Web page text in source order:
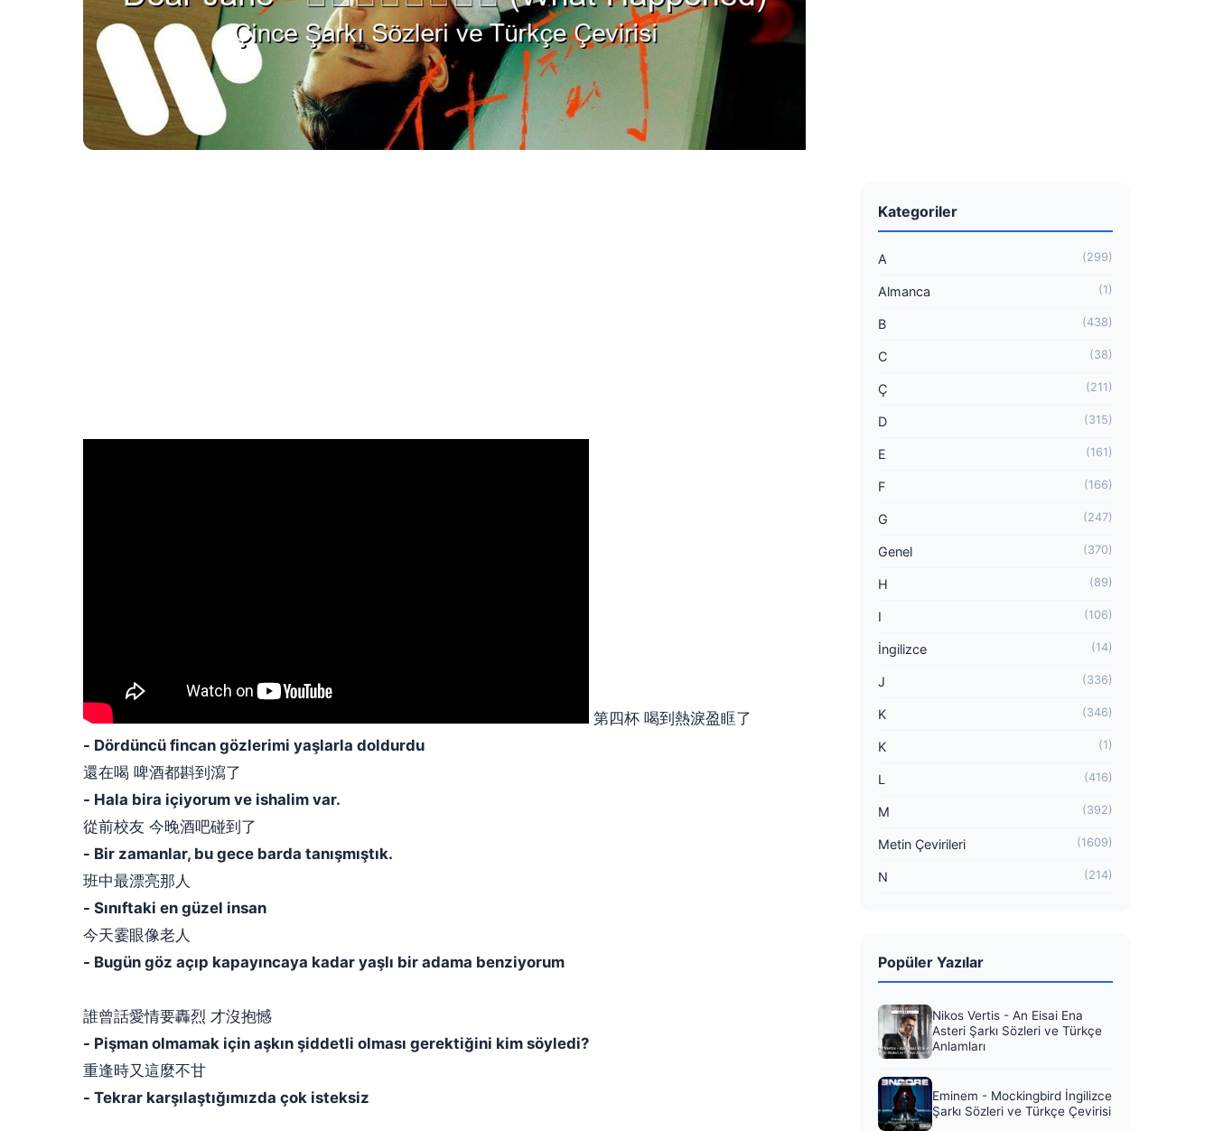
第四杯 喝到熱淚盈眶了
- Dördüncü fincan gözlerimi yaşlarla doldurdu
還在喝 啤酒都斟到瀉了
- Hala bira içiyorum ve ishalim var.
從前校友 今晚酒吧碰到了
- Bir zamanlar, bu gece barda tanışmıştık.
班中最漂亮那人
- Sınıftaki en güzel insan
今天霎眼像老人
- Bugün göz açıp kapayıncaya kadar yaşlı bir adama benziyorum
誰曾話愛情要轟烈 才沒抱憾
- Pişman olmamak için aşkın şiddetli olması gerektiğini kim söyledi?
重逢時又這麼不甘
- Tekrar karşılaştığımızda çok isteksiz
Kategoriler
A (299)
Almanca (1)
B (438)
C (38)
Ç (211)
D (315)
E (161)
F (166)
G (247)
Genel (370)
H (89)
I (106)
İngilizce (14)
J (336)
K (346)
K (1)
L (416)
M (392)
Metin Çevirileri (1609)
N (214)
Popüler Yazılar
Nikos Vertis - An Eisai Ena
Asteri Şarkı Sözleri ve Türkçe
Anlamları
Eminem - Mockingbird İngilizce
Şarkı Sözleri ve Türkçe Çevirisi